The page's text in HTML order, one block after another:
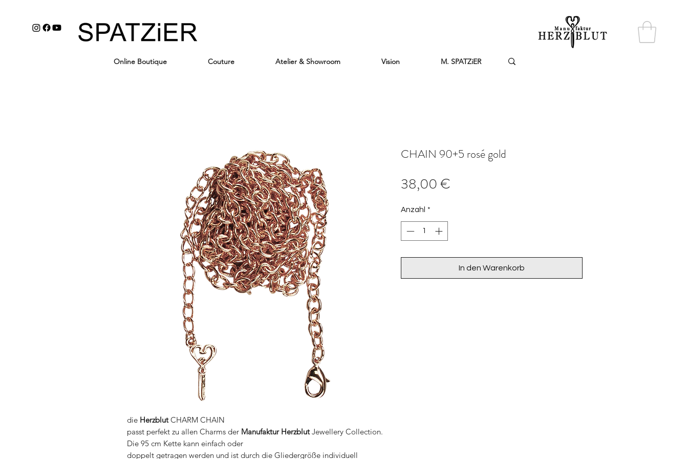
Online Boutique Couture Atelier & Showroom Vision M. SPATZiER
die HerzblutCHARM CHAIN
passt perfekt zu allen Charms der Manufaktur HerzblutJewellery Collection.
Die 95 cm Kette kann einfach oder
doppelt getragen werden und ist durch die Gliedergröße individuell
CHAIN 90+5 rosé gold
38,00 €
Anzahl *
In den Warenkorb